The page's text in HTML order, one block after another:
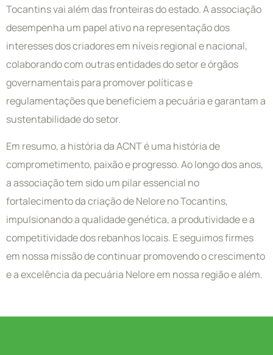
Tocantins vai além das fronteiras do estado. A associação
desempenha um papel ativo na representação dos
interesses dos criadores em níveis regional e nacional,
colaborando com outras entidades do setor e órgãos
governamentais para promover políticas e
regulamentações que beneficiem a pecuária e garantam a
sustentabilidade do setor.
Em resumo, a história da ACNT é uma história de
comprometimento, paixão e progresso. Ao longo dos anos,
a associação tem sido um pilar essencial no
fortalecimento da criação de Nelore no Tocantins,
impulsionando a qualidade genética, a produtividade e a
competitividade dos rebanhos locais. E seguimos firmes
em nossa missão de continuar promovendo o crescimento
e a excelência da pecuária Nelore em nossa região e além.